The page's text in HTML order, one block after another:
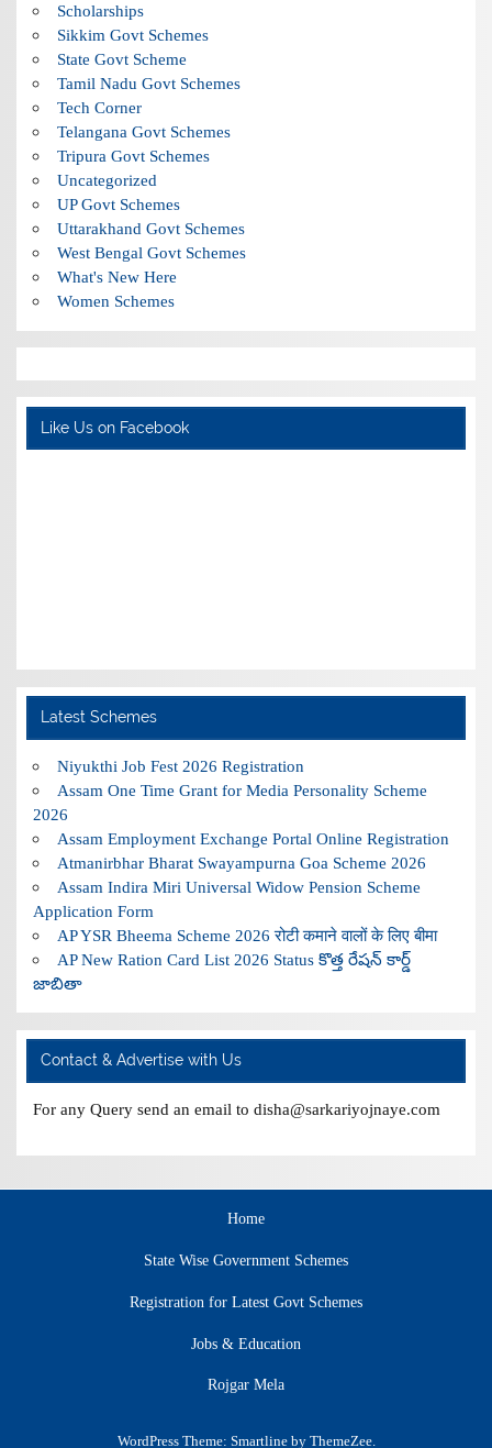
Scholarships
Sikkim Govt Schemes
State Govt Scheme
Tamil Nadu Govt Schemes
Tech Corner
Telangana Govt Schemes
Tripura Govt Schemes
Uncategorized
UP Govt Schemes
Uttarakhand Govt Schemes
West Bengal Govt Schemes
What's New Here
Women Schemes
Like Us on Facebook
Latest Schemes
Niyukthi Job Fest 2026 Registration
Assam One Time Grant for Media Personality Scheme
2026
Assam Employment Exchange Portal Online Registration
Atmanirbhar Bharat Swayampurna Goa Scheme 2026
Assam Indira Miri Universal Widow Pension Scheme
Application Form
AP YSR Bheema Scheme 2026 रोटी कमाने वालों के लिए बीमा
AP New Ration Card List 2026 Status కొత్త రేషన్ కార్డ్
జాబితా
Contact & Advertise with Us
For any Query send an email to disha@sarkariyojnaye.com
Home
State Wise Government Schemes
Registration for Latest Govt Schemes
Jobs & Education
Rojgar Mela
WordPress Theme: Smartline by ThemeZee.